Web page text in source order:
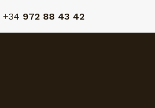
+34 972 88 43 42